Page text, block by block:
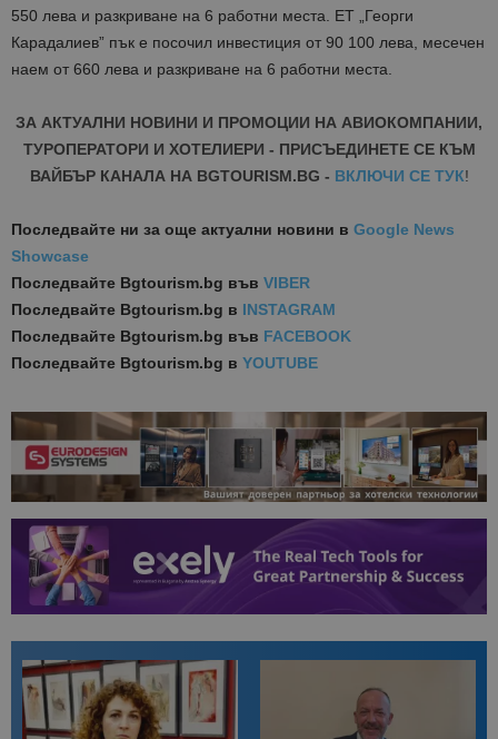
550 лева и разкриване на 6 работни места. ЕТ „Георги
Карадалиев” пък е посочил инвестиция от 90 100 лева, месечен
наем от 660 лева и разкриване на 6 работни места.
ЗА АКТУАЛНИ НОВИНИ И ПРОМОЦИИ НА АВИОКОМПАНИИ,
ТУРОПЕРАТОРИ И ХОТЕЛИЕРИ - ПРИСЪЕДИНЕТЕ СЕ КЪМ
ВАЙБЪР КАНАЛА НА BGTOURISM.BG - ВКЛЮЧИ СЕ ТУК!
Последвайте ни за още актуални новини в Google News
Showcase
Последвайте Bgtourism.bg във VIBER
Последвайте Bgtourism.bg в INSTAGRAM
Последвайте Bgtourism.bg във FACEBOOK
Последвайте Bgtourism.bg в YOUTUBE